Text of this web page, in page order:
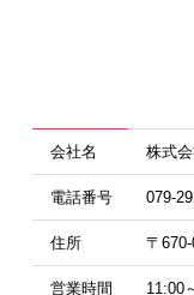
会社名 株式
電話番号 079-
住所 〒
営業時間 11:00